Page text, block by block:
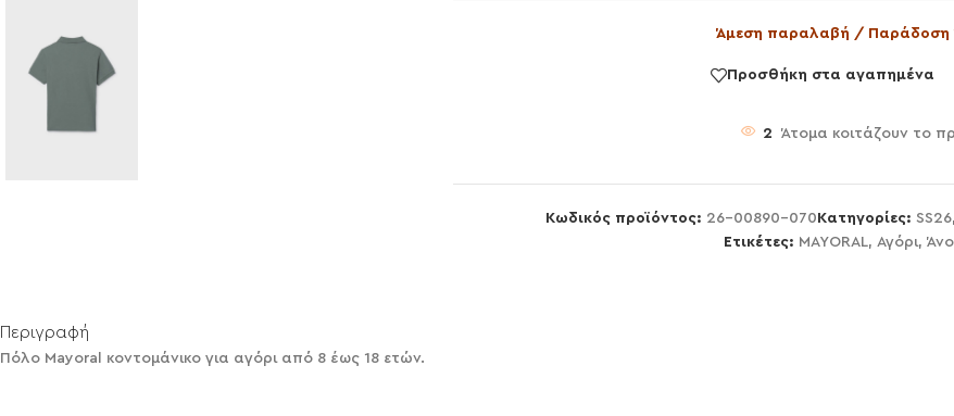
Άμεση παραλαβή / Παράδοση
Προσθήκη στα αγαπημένα
2 Άτομα κοιτάζουν το
Κωδικός προϊόντος: 26-00890-070 Κατηγορίες: SS26,
Ετικέτες: MAYORAL, Αγόρι,
Περιγραφή
Πόλο Mayoral κοντομάνικο για αγόρι από 8 έως 18 ετών.